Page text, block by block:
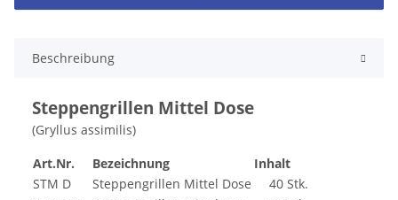
Beschreibung
Steppengrillen Mittel Dose
(Gryllus assimilis)
Art.Nr.
Bezeichnung
Inhalt
STM D
Steppengrillen Mittel Dose
40 Stk.